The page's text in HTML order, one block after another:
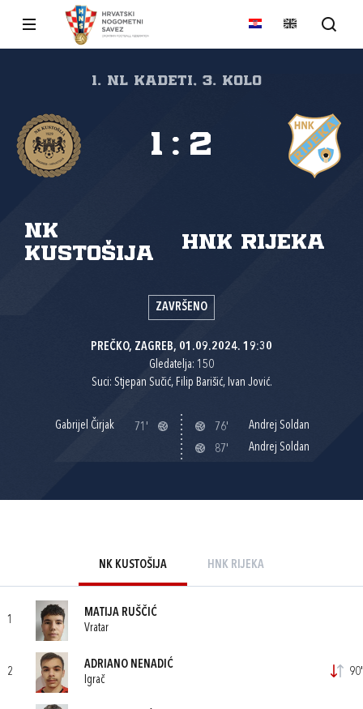
1. NL kadeti, 3. kolo
NK
Kustošija
HNK Rijeka
1 : 2
ZAVRŠENO
PREČKO, ZAGREB, 01.09.2024. 19:30
Gledatelja: 150
Suci: Stjepan Sučić, Filip Barišić, Ivan Jović.
Gabrijel Čirjak 71' 76'
Andrej Soldan
87'
Andrej Soldan
NK KUSTOŠIJA HNK RIJEKA
1
MATIJA RUŠČIĆ
Vratar
2
ADRIANO NENADIĆ
Igrač
90'